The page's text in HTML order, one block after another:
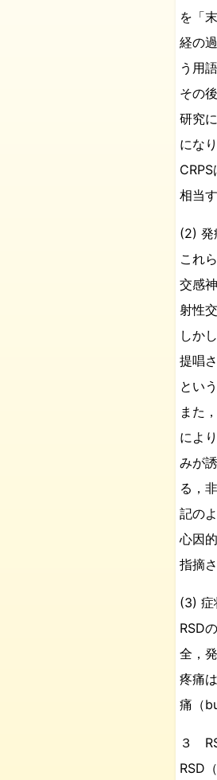
を「
経の
う用
その
研究
にな
相当す
(2) 発
これ
交感
射性
しか
提唱
とい
また
によ
みが
る，
記の
心因
指摘
(3) 症
RSD
全，
疼痛
痛（
３
RSD